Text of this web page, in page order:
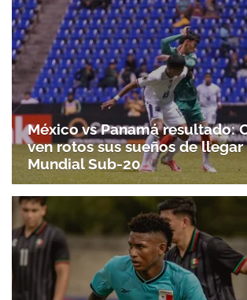
México vs Panamá resultado:
ven rotos sus sueños de
Mundial Sub-20